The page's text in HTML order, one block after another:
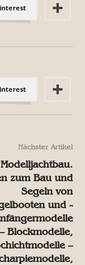
Nächster Artikel
Modelljachtbau.
zum Bau und
Segeln von
und -
– Blockmodelle,
–